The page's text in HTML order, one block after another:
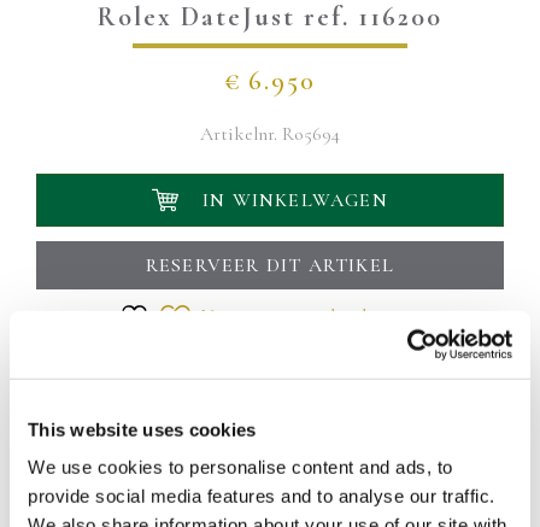
This website uses cookies
We use cookies to personalise content and ads, to
provide social media features and to analyse our traffic.
Rolex DateJust ref. 116200
€ 6.950
Artikelnr. Ro5694
IN WINKELWAGEN
RESERVEER DIT ARTIKEL
Voeg toe aan verlanglijst
Uw levering wordt binnen 1 á 2 werkdagen bezorgd
elegantie en betrouwbaarheid uitstraalt. De roestvrijstalen
witte Romeinse wijzerplaat & een gladde bezel. De kast
wordt beschermd door saffierglas. Aangedreven door